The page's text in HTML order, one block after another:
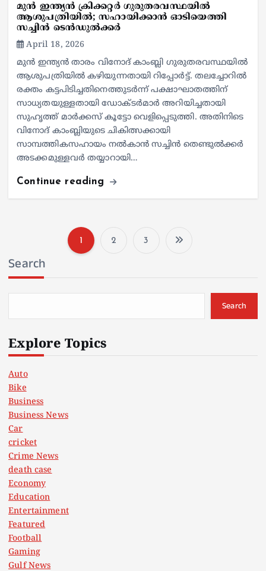
മുന്‍ ഇന്ത്യന്‍ ക്രിക്കറ്റര്‍ ഗുരുതരവസ്ഥയില്‍
ആശുപത്രിയില്‍; സഹായിക്കാന്‍ ഓടിയെത്തി
സച്ചിന്‍ ടെന്‍ഡുല്‍ക്കര്‍
April 18, 2026
മുന്‍ ഇന്ത്യന്‍ താരം വിനോദ് കാംബ്ലി ഗുരുതരവസ്ഥയില്‍
ആശുപത്രിയില്‍ കഴിയുന്നതായി റിപ്പോര്‍ട്ട്. തലച്ചോറില്‍
രക്തം കട്ടപിടിച്ചതിനെത്തുടര്‍ന്ന് പക്ഷാഘാതത്തിന്
സാധ്യതയുള്ളതായി ഡോക്ടര്‍മാര്‍ അറിയിച്ചതായി
സുഹൃത്ത് മാര്‍ക്കസ് കൂട്ടോ വെളിപ്പെടുത്തി. അതിനിടെ
വിനോദ് കാംബ്ലിയുടെ ചികിത്സക്കായി
സാമ്പത്തികസഹായം നല്‍കാന്‍ സച്ചിന്‍ തെണ്ടുല്‍ക്കര്‍
അടക്കമുള്ളവര്‍ തയ്യാറായി…
Continue reading
s
1 2 3
Search
Search
Explore Topics
Auto
Bike
Business
Business News
Car
cricket
Crime News
death case
Economy
Education
Entertainment
Featured
Football
Gaming
Gulf News